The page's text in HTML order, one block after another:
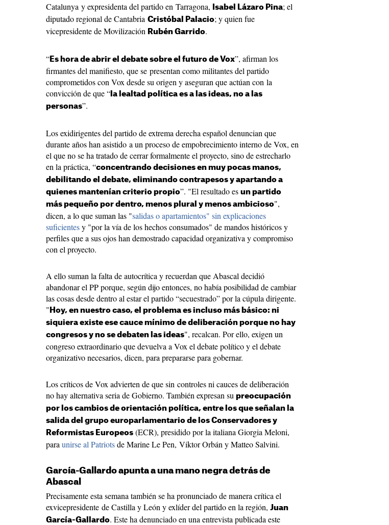
Catalunya y expresidenta del partido en Tarragona,
Isabel Lázaro Pina; el
diputado regional de Cantabria Cristóbal Palacio; y quien fue
vicepresidente de Movilización Rubén Garrido.
“ Es hora de abrir el debate sobre el futuro de Vox”, afirman los
firmantes del manifiesto, que se presentan como militantes del partido
comprometidos con Vox desde su origen y aseguran que actúan con la
convicción de que “ la lealtad política es a las ideas, no a las
personas”.
Los exidirigentes del partido de extrema derecha español denuncian que
durante años han asistido a un proceso de empobrecimiento interno de Vox, en
el que no se ha tratado de cerrar formalmente el proyecto, sino de estrecharlo
en la práctica, “concentrando decisiones en muy pocas manos,
debilitando el debate, eliminando contrapesos y apartando a
quienes mantenían criterio propio”. "El resultado es un partido
más pequeño por dentro, menos plural y menos ambicioso",
dicen, a lo que suman las "salidas o apartamientos" sin explicaciones
suficientesy "por la vía de los hechos consumados" de mandos históricos y
perfiles que a sus ojos han demostrado capacidad organizativa y compromiso
con el proyecto.
A ello suman la falta de autocrítica y recuerdan que Abascal decidió
abandonar el PP porque, según dijo entonces, no había posibilidad de cambiar
las cosas desde dentro al estar el partido “secuestrado” por la cúpula dirigente.
" Hoy, en nuestro caso, el problema es incluso más básico: ni
siquiera existe ese cauce mínimo de deliberación porque no hay
congresos y no se debaten las ideas", recalcan. Por ello, exigen un
congreso extraordinario que devuelva a Vox el debate político y el debate
organizativo necesarios, dicen, para prepararse para gobernar.
Los críticos de Vox advierten de que sin controles ni cauces de deliberación
no hay alternativa seria de Gobierno. También expresan su preocupación
por los cambios de orientación política, entre los que señalan la
salida del grupo europarlamentario de los Conservadores y
Reformistas Europeos (ECR), presidido por la italiana Giorgia Meloni,
para unirse al Patriotsde Marine Le Pen, Viktor Orbán y Matteo Salvini.
García-Gallardo apunta a una mano negra detrás de
Abascal
Precisamente esta semana también se ha pronunciado de manera crítica el
exvicepresidente de Castilla y León y exlíder del partido en la región, Juan
García-Gallardo. Este ha denunciado en una entrevista publicada este